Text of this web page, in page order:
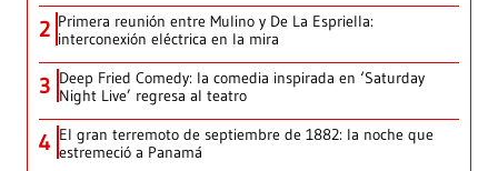
2 Primera reunión entre Mulino y De La Espriella:
interconexión eléctrica en la mira
3 Deep Fried Comedy: la comedia inspirada en ‘Saturday
Night Live’ regresa al teatro
4 El gran terremoto de septiembre de 1882: la noche que
estremeció a Panamá